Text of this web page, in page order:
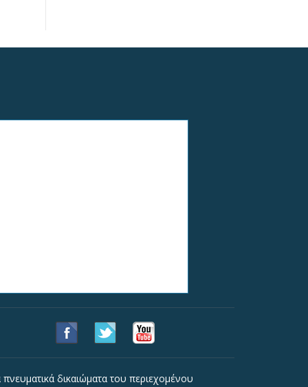
πνευματικά δικαιώματα του περιεχομένου